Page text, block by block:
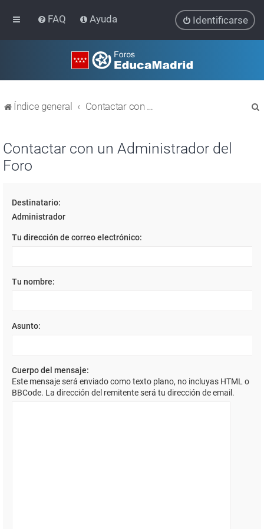
FAQ Ayuda Identificarse
Índice general Contactar con un Administrador del Foro
Contactar con un Administrador del
Foro
Destinatario:
Administrador
Tu dirección de correo electrónico:
Tu nombre:
Asunto:
Cuerpo del mensaje:
Este mensaje será enviado como texto plano, no incluyas HTML o
BBCode. La dirección del remitente será tu dirección de email.